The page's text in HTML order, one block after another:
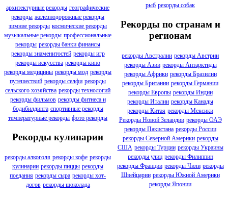
архитектурные рекорды географические
рекорды железнодорожные рекорды
зимние рекорды космические рекорды
музыкальные рекорды профессиональные
рекорды рекорды банки финансы
рекорды знаменитостей рекорды игр
рекорды искусства рекорды кино
рекорды медицины рекорды мод рекорды
путешествий рекорды селфи рекорды
сельского хозяйства рекорды технологий
рекорды фильмов рекорды фитнеса и
бодибилдинга спортивные рекорды
температурные рекорды фото рекорды
Рекорды кулинарии
рекорды алкоголя рекорды кофе рекорды
кулинарии рекорды пиццы рекорды
поедания рекорды сыра рекорды хот-
догов рекорды шоколада
рыб рекорды собак
Рекорды по странам и
регионам
рекорды Австралии рекорды Австрии
рекорды Азии рекорды Антарктиды
рекорды Африки рекорды Бразилии
рекорды Британии рекорды Германии
рекорды Европы рекорды Индии
рекорды Италии рекорды Канады
рекорды Китая рекорды Мексики
Рекорды Новой Зеландии рекорды ОАЭ
рекорды Пакистана рекорды России
рекорды Северной Америки рекорды
США рекорды Турции рекорды Украины
рекорды улиц рекорды Филиппин
рекорды Франции рекорды Чили рекорды
Швейцарии рекорды Южной Америки
рекорды Японии